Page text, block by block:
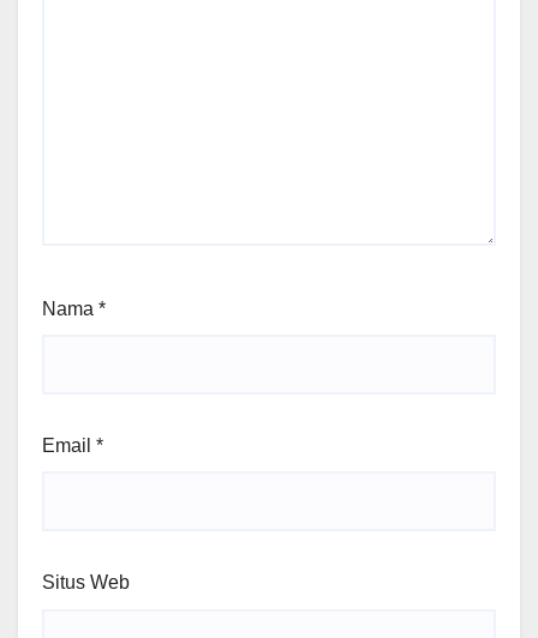
Nama *
Email *
Situs Web